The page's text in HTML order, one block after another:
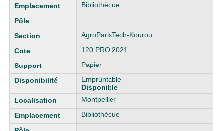
Bibliothèque
AgroParisTech-Kourou
120 PRO 2021
Papier
Empruntable
Disponible
Montpellier
Bibliothèque